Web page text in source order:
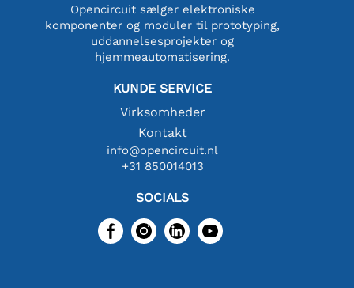
Opencircuit sælger elektroniske
komponenter og moduler til prototyping,
uddannelsesprojekter og
hjemmeautomatisering.
KUNDE SERVICE
Virksomheder
Kontakt
info@opencircuit.nl
+31 850014013
SOCIALS